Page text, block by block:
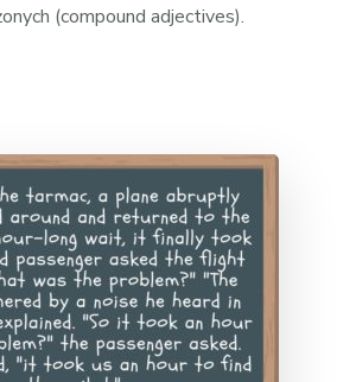
(compound adjectives).